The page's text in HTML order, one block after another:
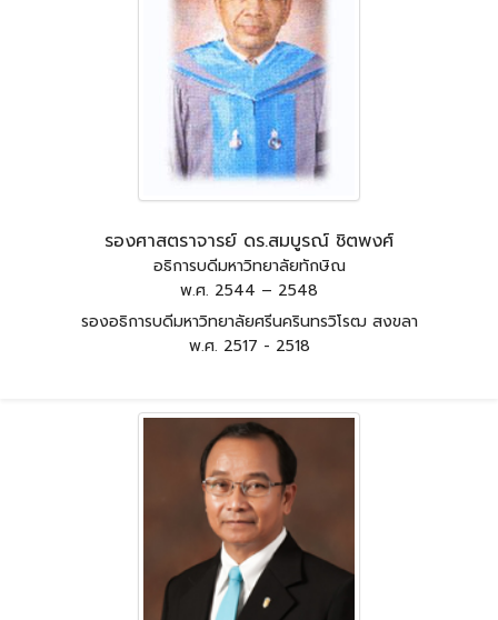
รองศาสตราจารย์ ดร.สมบูรณ์ ชิตพงศ์
อธิการบดีมหาวิทยาลัยทักษิณ
พ.ศ. 2544 – 2548
รองอธิการบดีมหาวิทยาลัยศรีนครินทรวิโรฒ สงขลา
พ.ศ. 2517 - 2518